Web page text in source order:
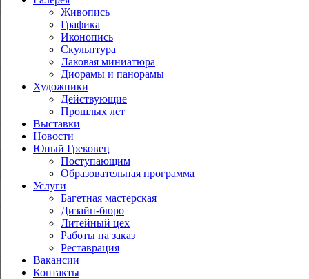
Живопись
Графика
Иконопись
Скульптура
Лаковая миниатюра
Диорамы и панорамы
Художники
Действующие
Прошлых лет
Выставки
Новости
Юный Грековец
Поступающим
Образовательная программа
Услуги
Багетная мастерская
Дизайн-бюро
Литейный цех
Работы на заказ
Реставрация
Вакансии
Контакты